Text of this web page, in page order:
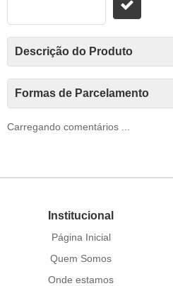
Descrição do Produto
Formas de Parcelamento
Carregando comentários ...
Institucional
Página Inicial
Quem Somos
Onde estamos